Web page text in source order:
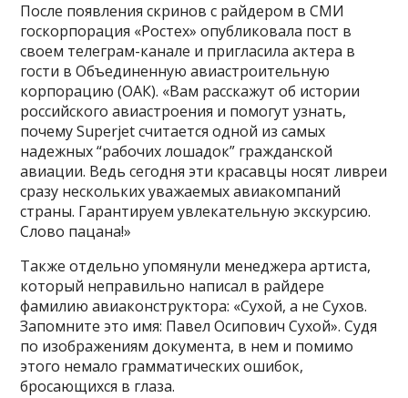
После появления скринов с райдером в СМИ
госкорпорация «Ростех» опубликовала пост в
своем телеграм-канале и пригласила актера в
гости в Объединенную авиастроительную
корпорацию (ОАК). «Вам расскажут об истории
российского авиастроения и помогут узнать,
почему Superjet считается одной из самых
надежных “рабочих лошадок” гражданской
авиации. Ведь сегодня эти красавцы носят ливреи
сразу нескольких уважаемых авиакомпаний
страны. Гарантируем увлекательную экскурсию.
Слово пацана!»
Также отдельно упомянули менеджера артиста,
который неправильно написал в райдере
фамилию авиаконструктора: «Сухой, а не Сухов.
Запомните это имя: Павел Осипович Сухой». Судя
по изображениям документа, в нем и помимо
этого немало грамматических ошибок,
бросающихся в глаза.